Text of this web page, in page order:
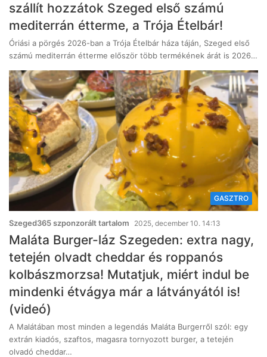
szállít hozzátok Szeged első számú
mediterrán étterme, a Trója Ételbár!
Óriási a pörgés 2026-ban a Trója Ételbár háza táján, Szeged első
számú mediterrán étterme először több termékének árát is 2026…
GASZTRO
Szeged365 szponzorált tartalom 2025, december 10. 14:13
Maláta Burger-láz Szegeden: extra nagy,
tetején olvadt cheddar és roppanós
kolbászmorzsa! Mutatjuk, miért indul be
mindenki étvágya már a látványától is!
(videó)
A Malátában most minden a legendás Maláta Burgerről szól: egy
extrán kiadós, szaftos, magasra tornyozott burger, a tetején
olvadó cheddar…